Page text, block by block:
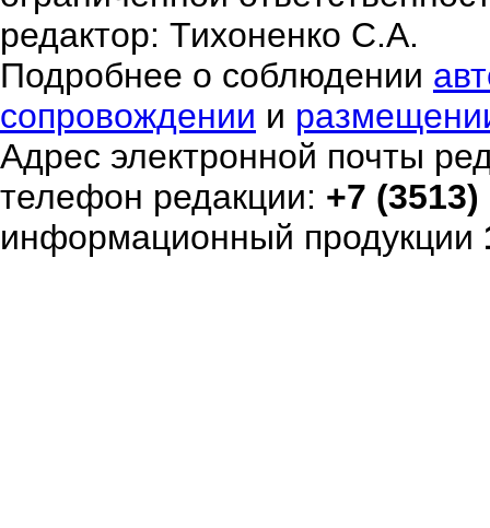
редактор: Тихоненко С.А.
Подробнее о соблюдении
сопровождении и
Адрес электронной почты
телефон редакции: +7
информационный продукции